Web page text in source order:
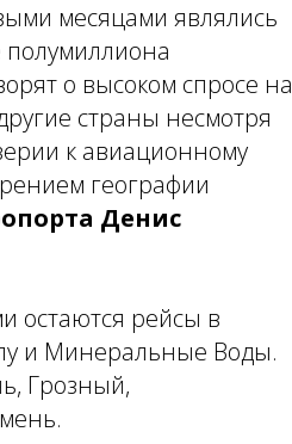
месяцами являлись
полумиллиона
о высоком спросе на
страны несмотря
к авиационному
географии
Денис
остаются рейсы в
и Минеральные Воды.
Грозный,